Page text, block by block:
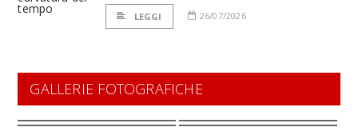
LEGGI 26/07/2026
GALLERIE FOTOGRAFICHE